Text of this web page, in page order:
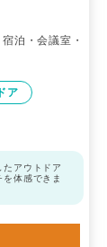
泊・会議室・
ア
アウトドア
体感できま